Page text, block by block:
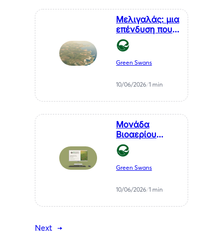
Μελιγαλάς: μια
επένδυση που
μετατρέπει ένα
χρόνιο
πρόβλημα της
καθαρή
ενέργεια
Green Swans
10/06/2026/1 min
Μονάδα
Βιοαερίου
Βιοστερεά Α.Ε.
στον Μελιγαλά
Green Swans
10/06/2026/1 min
Next →